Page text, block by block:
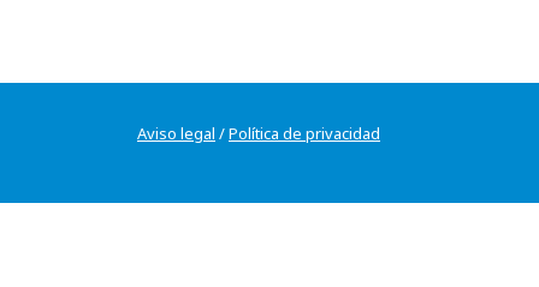
Aviso legal /Política de privacidad